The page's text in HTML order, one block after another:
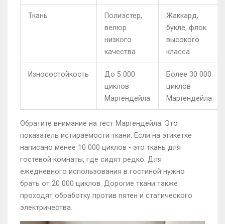
Ткань
Полиэстер,
велюр
низкого
качества
Жаккард,
букле, флок
высокого
класса
Износостойкость
До 5 000
циклов
Мартендейла
Более 30 000
циклов
Мартендейла
Обратите внимание на тест Мартендейла. Это
показатель истираемости ткани. Если на этикетке
написано менее 10 000 циклов - это ткань для
гостевой комнаты, где сидят редко. Для
ежедневного использования в гостиной нужно
брать от 20 000 циклов. Дорогие ткани также
проходят обработку против пятен и статического
электричества.